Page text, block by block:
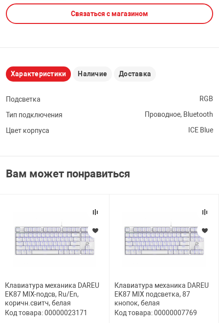
PCI АДАПТЕРЫ
USB
НАБОР ДЛЯ
CD-DVD ДИСКИ
ЛЕНТА ДЛЯ
ДОМА
ТЕХНИКА
Связаться с магазином
Характеристики Наличие Доставка
Подсветка RGB
Тип подключения Проводное, Bluetooth
Цвет корпуса ICE Blue
Вам может понравиться
Клавиатура механика DAREU
EK87 MIX-подсв, Ru/En,
коричн.свитч, белая
Код товара: 00000023171
Клавиатура механика DAREU
EK87 MIX подсветка, 87
кнопок, белая
Код товара: 00000007769